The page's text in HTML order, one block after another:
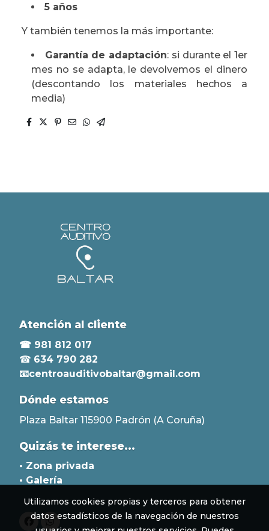
5 años
Y también tenemos la más importante:
Garantía de adaptación: si durante el 1er
mes no se adapta, le devolvemos el dinero
(descontando los materiales hechos a
media)
Atención al cliente
☎ 981 812 017
☎ 634 790 282
📧centroauditivobaltar@gmail.com
Dónde estamos
Plaza Baltar 115900 Padrón (A Coruña)
Quizás te interese...
• Zona privada
• Galería
Utilizamos cookies propias y terceros para obtener
datos estadísticos de la navegación de nuestros